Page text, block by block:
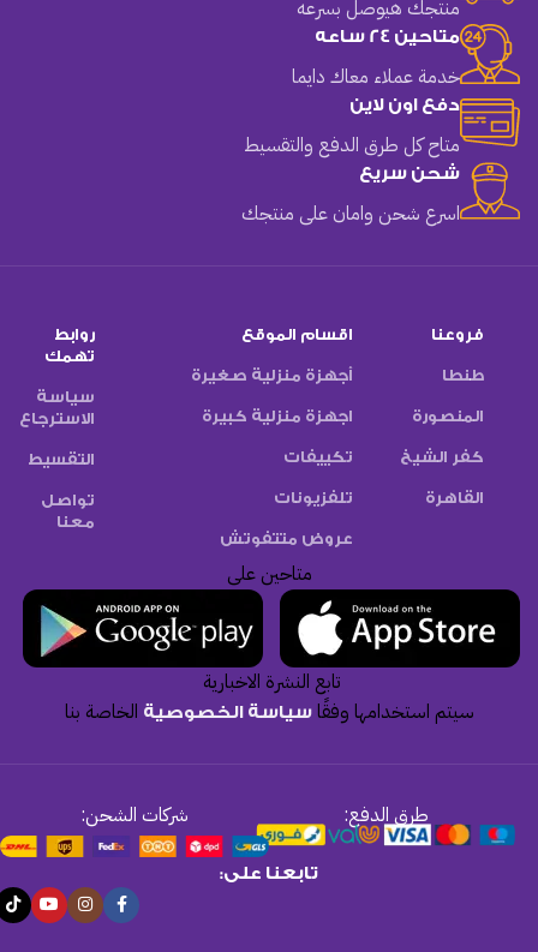
منتجك هيوصل بسرعه
متاحين 24 ساعه
خدمة عملاء معاك دايما
دفع اون لاين
متاح كل طرق الدفع والتقسيط
شحن سريع
اسرع شحن وامان على منتجك
فروعنا
طنطا
المنصورة
كفر الشيخ
القاهرة
اقسام الموقع
أجهزة منزلية صغيرة
اجهزة منزلية كبيرة
تكييفات
تلفزيونات
عروض متتفوتش
روابط
تهمك
سياسة
الاسترجاع
التقسيط
تواصل
معنا
متاحين على
تابع النشرة الاخبارية
سيتم استخدامها وفقًاسياسة الخصوصية الخاصة بنا
طرق الدفع: شركات الشحن:
تابعنا على: